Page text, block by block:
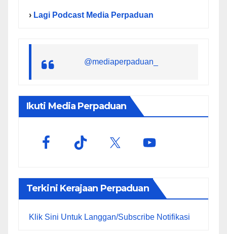
› Lagi Podcast Media Perpaduan
@mediaperpaduan_
Ikuti Media Perpaduan
Terkini Kerajaan Perpaduan
Klik Sini Untuk Langgan/Subscribe Notifikasi